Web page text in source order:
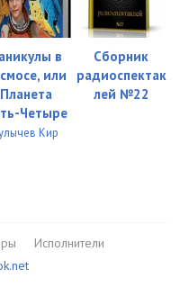
в
или
Планета
Четыре
Кир
Сборник
радиоспектак
лей №22
Исполнители